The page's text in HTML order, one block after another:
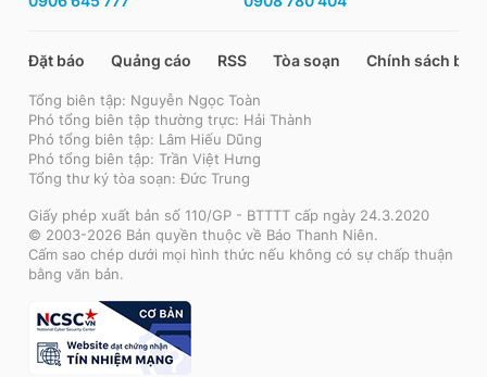
Đặt báo Quảng cáo RSS Tòa soạn Chính sách bảo
Tổng biên tập: Nguyễn Ngọc Toàn
Phó tổng biên tập thường trực: Hải Thành
Phó tổng biên tập: Lâm Hiếu Dũng
Phó tổng biên tập: Trần Việt Hưng
Tổng thư ký tòa soạn: Đức Trung
Giấy phép xuất bản số 110/GP - BTTTT cấp ngày 24.3.2020
© 2003-2026 Bản quyền thuộc về Báo Thanh Niên.
Cấm sao chép dưới mọi hình thức nếu không có sự chấp thuận
bằng văn bản.